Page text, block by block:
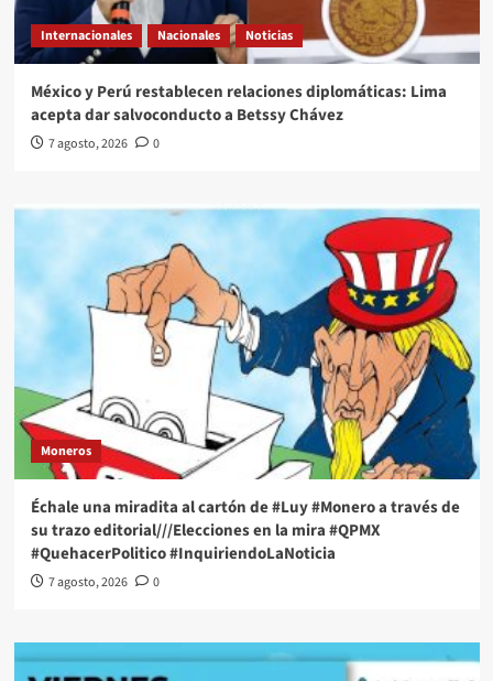
Internacionales Nacionales Noticias
México y Perú restablecen relaciones diplomáticas: Lima
acepta dar salvoconducto a Betssy Chávez
7 agosto, 2026 0
Moneros
Échale una miradita al cartón de #Luy #Monero a través de
su trazo editorial///Elecciones en la mira #QPMX
#QuehacerPolitico #InquiriendoLaNoticia
7 agosto, 2026 0